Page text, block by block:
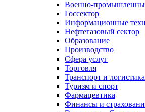
Военно-
Госсектор
Информационные
Нефтегазовый сектор
Образование
Производство
Сфера услуг
Торговля
Транспорт и логистика
Туризм и спорт
Фармацевтика
Финансы и